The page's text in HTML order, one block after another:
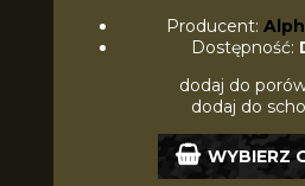
Producent:
Dostępność:
dodaj do
dodaj do
WYBIERZ